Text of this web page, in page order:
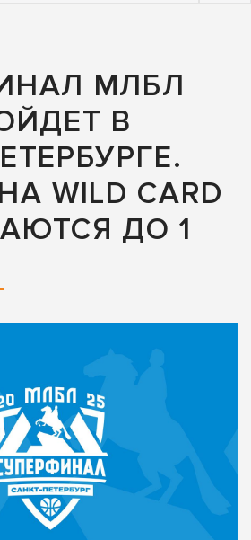
МЛБЛ
В
WILD CARD
ДО 1